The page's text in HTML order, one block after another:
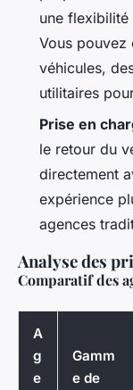
une flexibilité
Vous pouvez
véhicules,
utilitaires
Prise en
le retour du
directement
expérience
agences
Analyse des
Comparatif des
A
g
e
Gamm
e de